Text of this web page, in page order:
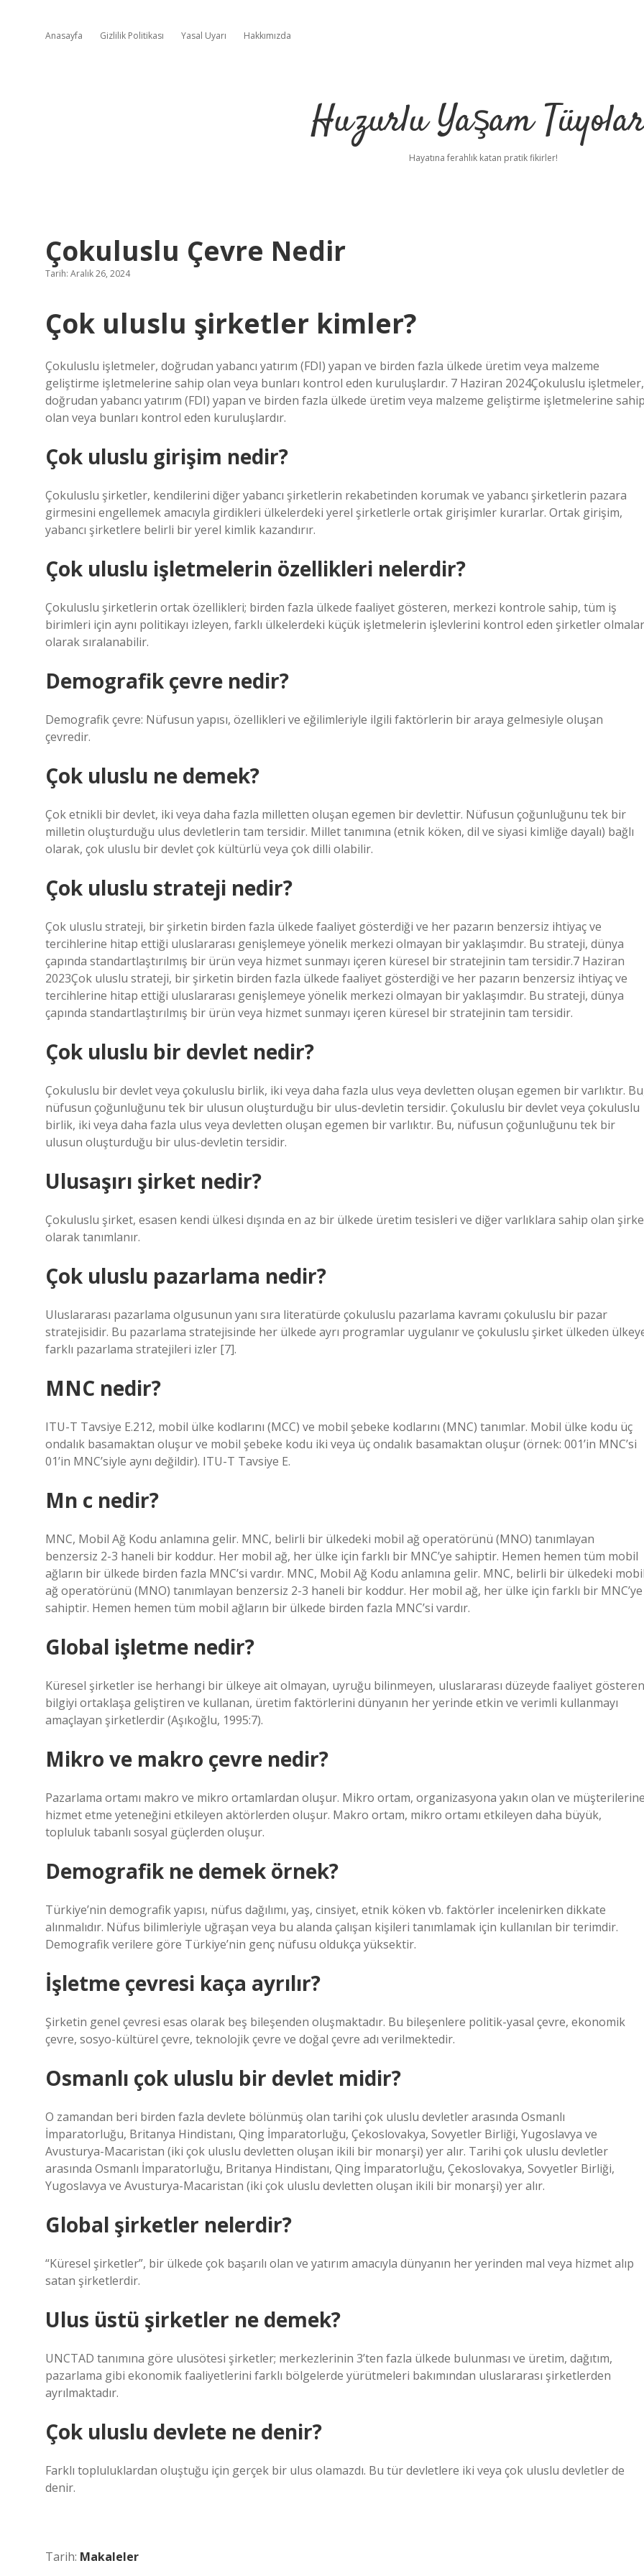
Anasayfa Gizlilik Politikası Yasal Uyarı Hakkımızda
Huzurlu Yaşam
Hayatına ferahlık katan pratik fikirler!
Çokuluslu Çevre Nedir
Tarih: Aralık 26, 2024
Çok uluslu şirketler kimler?
Çokuluslu işletmeler, doğrudan yabancı yatırım (FDI) yapan ve birden fazla ülkede üretim veya malzeme
geliştirme işletmelerine sahip olan veya bunları kontrol eden kuruluşlardır. 7 Haziran 2024Çokuluslu işletmeler,
doğrudan yabancı yatırım (FDI) yapan ve birden fazla ülkede üretim veya malzeme geliştirme işletmelerine
olan veya bunları kontrol eden kuruluşlardır.
Çok uluslu girişim nedir?
Çokuluslu şirketler, kendilerini diğer yabancı şirketlerin rekabetinden korumak ve yabancı şirketlerin pazara
girmesini engellemek amacıyla girdikleri ülkelerdeki yerel şirketlerle ortak girişimler kurarlar. Ortak girişim,
yabancı şirketlere belirli bir yerel kimlik kazandırır.
Çok uluslu işletmelerin özellikleri nelerdir?
Çokuluslu şirketlerin ortak özellikleri; birden fazla ülkede faaliyet gösteren, merkezi kontrole sahip, tüm iş
birimleri için aynı politikayı izleyen, farklı ülkelerdeki küçük işletmelerin işlevlerini kontrol eden şirketler
olarak sıralanabilir.
Demografik çevre nedir?
Demografik çevre: Nüfusun yapısı, özellikleri ve eğilimleriyle ilgili faktörlerin bir araya gelmesiyle oluşan
çevredir.
Çok uluslu ne demek?
Çok etnikli bir devlet, iki veya daha fazla milletten oluşan egemen bir devlettir. Nüfusun çoğunluğunu tek bir
milletin oluşturduğu ulus devletlerin tam tersidir. Millet tanımına (etnik köken, dil ve siyasi kimliğe dayalı) bağlı
olarak, çok uluslu bir devlet çok kültürlü veya çok dilli olabilir.
Çok uluslu strateji nedir?
Çok uluslu strateji, bir şirketin birden fazla ülkede faaliyet gösterdiği ve her pazarın benzersiz ihtiyaç ve
tercihlerine hitap ettiği uluslararası genişlemeye yönelik merkezi olmayan bir yaklaşımdır. Bu strateji, dünya
çapında standartlaştırılmış bir ürün veya hizmet sunmayı içeren küresel bir stratejinin tam tersidir.7 Haziran
2023Çok uluslu strateji, bir şirketin birden fazla ülkede faaliyet gösterdiği ve her pazarın benzersiz ihtiyaç ve
tercihlerine hitap ettiği uluslararası genişlemeye yönelik merkezi olmayan bir yaklaşımdır. Bu strateji, dünya
çapında standartlaştırılmış bir ürün veya hizmet sunmayı içeren küresel bir stratejinin tam tersidir.
Çok uluslu bir devlet nedir?
Çokuluslu bir devlet veya çokuluslu birlik, iki veya daha fazla ulus veya devletten oluşan egemen bir varlıktır.
nüfusun çoğunluğunu tek bir ulusun oluşturduğu bir ulus-devletin tersidir. Çokuluslu bir devlet veya çokuluslu
birlik, iki veya daha fazla ulus veya devletten oluşan egemen bir varlıktır. Bu, nüfusun çoğunluğunu tek bir
ulusun oluşturduğu bir ulus-devletin tersidir.
Ulusaşırı şirket nedir?
Çokuluslu şirket, esasen kendi ülkesi dışında en az bir ülkede üretim tesisleri ve diğer varlıklara sahip olan
olarak tanımlanır.
Çok uluslu pazarlama nedir?
Uluslararası pazarlama olgusunun yanı sıra literatürde çokuluslu pazarlama kavramı çokuluslu bir pazar
stratejisidir. Bu pazarlama stratejisinde her ülkede ayrı programlar uygulanır ve çokuluslu şirket ülkeden
farklı pazarlama stratejileri izler [7].
MNC nedir?
ITU-T Tavsiye E.212, mobil ülke kodlarını (MCC) ve mobil şebeke kodlarını (MNC) tanımlar. Mobil ülke kodu üç
ondalık basamaktan oluşur ve mobil şebeke kodu iki veya üç ondalık basamaktan oluşur (örnek: 001’in MNC’si
01’in MNC’siyle aynı değildir). ITU-T Tavsiye E.
Mn c nedir?
MNC, Mobil Ağ Kodu anlamına gelir. MNC, belirli bir ülkedeki mobil ağ operatörünü (MNO) tanımlayan
benzersiz 2-3 haneli bir koddur. Her mobil ağ, her ülke için farklı bir MNC’ye sahiptir. Hemen hemen tüm mobil
ağların bir ülkede birden fazla MNC’si vardır. MNC, Mobil Ağ Kodu anlamına gelir. MNC, belirli bir ülkedeki
ağ operatörünü (MNO) tanımlayan benzersiz 2-3 haneli bir koddur. Her mobil ağ, her ülke için farklı bir MNC’ye
sahiptir. Hemen hemen tüm mobil ağların bir ülkede birden fazla MNC’si vardır.
Global işletme nedir?
Küresel şirketler ise herhangi bir ülkeye ait olmayan, uyruğu bilinmeyen, uluslararası düzeyde faaliyet
bilgiyi ortaklaşa geliştiren ve kullanan, üretim faktörlerini dünyanın her yerinde etkin ve verimli kullanmayı
amaçlayan şirketlerdir (Aşıkoğlu, 1995:7).
Mikro ve makro çevre nedir?
Pazarlama ortamı makro ve mikro ortamlardan oluşur. Mikro ortam, organizasyona yakın olan ve
hizmet etme yeteneğini etkileyen aktörlerden oluşur. Makro ortam, mikro ortamı etkileyen daha büyük,
topluluk tabanlı sosyal güçlerden oluşur.
Demografik ne demek örnek?
Türkiye’nin demografik yapısı, nüfus dağılımı, yaş, cinsiyet, etnik köken vb. faktörler incelenirken dikkate
alınmalıdır. Nüfus bilimleriyle uğraşan veya bu alanda çalışan kişileri tanımlamak için kullanılan bir terimdir.
Demografik verilere göre Türkiye’nin genç nüfusu oldukça yüksektir.
İşletme çevresi kaça ayrılır?
Şirketin genel çevresi esas olarak beş bileşenden oluşmaktadır. Bu bileşenlere politik-yasal çevre, ekonomik
çevre, sosyo-kültürel çevre, teknolojik çevre ve doğal çevre adı verilmektedir.
Osmanlı çok uluslu bir devlet midir?
O zamandan beri birden fazla devlete bölünmüş olan tarihi çok uluslu devletler arasında Osmanlı
İmparatorluğu, Britanya Hindistanı, Qing İmparatorluğu, Çekoslovakya, Sovyetler Birliği, Yugoslavya ve
Avusturya-Macaristan (iki çok uluslu devletten oluşan ikili bir monarşi) yer alır. Tarihi çok uluslu devletler
arasında Osmanlı İmparatorluğu, Britanya Hindistanı, Qing İmparatorluğu, Çekoslovakya, Sovyetler Birliği,
Yugoslavya ve Avusturya-Macaristan (iki çok uluslu devletten oluşan ikili bir monarşi) yer alır.
Global şirketler nelerdir?
“Küresel şirketler”, bir ülkede çok başarılı olan ve yatırım amacıyla dünyanın her yerinden mal veya hizmet alıp
satan şirketlerdir.
Ulus üstü şirketler ne demek?
UNCTAD tanımına göre ulusötesi şirketler; merkezlerinin 3’ten fazla ülkede bulunması ve üretim, dağıtım,
pazarlama gibi ekonomik faaliyetlerini farklı bölgelerde yürütmeleri bakımından uluslararası şirketlerden
ayrılmaktadır.
Çok uluslu devlete ne denir?
Farklı topluluklardan oluştuğu için gerçek bir ulus olamazdı. Bu tür devletlere iki veya çok uluslu devletler de
denir.
Tarih: Makaleler